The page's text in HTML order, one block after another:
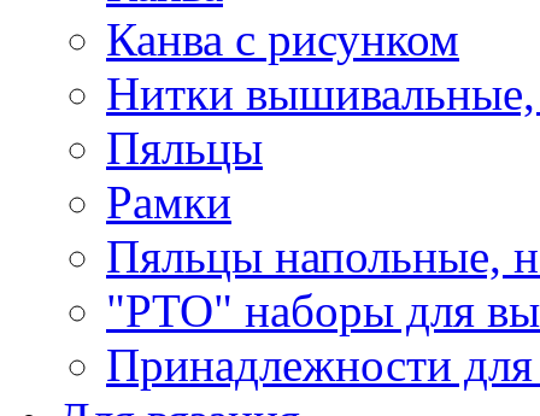
Канва с рисунком
Нитки
Пяльцы
Рамки
Пяльцы напольные,
"РТО" наборы для
Принадлежности